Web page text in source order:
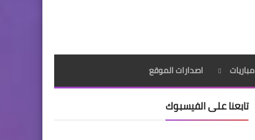
مباريات اصدارات الموقع
تابعنا على الفيسبوك